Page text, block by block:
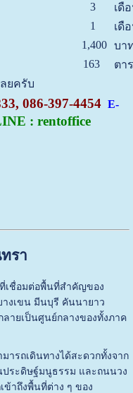
3
เดื
1
เดื
1,400
บา
163
ตา
ยครับ
086-397-4454 E-
: rentoffice
รา
เชื่อมต่อพื้นที่สำคัญของ
างเขน มีนบุรี คันนายาว
ายเป็นศูนย์กลางของทั้งภาค
ารถเดินทางได้สะดวกทั้งจาก
ระดิษฐ์มนูธรรม และถนนวง
ข้าถึงพื้นที่ต่าง ๆ ของ